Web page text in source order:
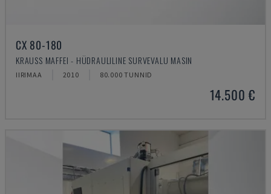
CX 80-180
KRAUSS MAFFEI - HÜDRAULILINE SURVEVALU MASIN
IIRIMAA 2010 80.000 TUNNID
14.500 €